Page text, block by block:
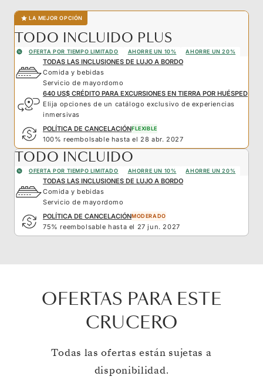
LA MEJOR OPCIÓN
TODO INCLUIDO PLUS
OFERTA POR TIEMPO LIMITADO AHORRE UN 10% AHORRE UN 20%
TODAS LAS INCLUSIONES DE LUJO A BORDO
Comida y bebidas
Servicio de mayordomo
640 US$ CRÉDITO PARA EXCURSIONES EN TIERRA POR HUÉSPED
Elija opciones de un catálogo exclusivo de experiencias
inmersivas
POLÍTICA DE CANCELACIÓNFLEXIBLE
100% reembolsable hasta el 28 abr. 2027
TODO INCLUIDO
OFERTA POR TIEMPO LIMITADO AHORRE UN 10% AHORRE UN 20%
TODAS LAS INCLUSIONES DE LUJO A BORDO
Comida y bebidas
Servicio de mayordomo
POLÍTICA DE CANCELACIÓNMODERADO
75% reembolsable hasta el 27 jun. 2027
OFERTAS PARA ESTE
CRUCERO
Todas las ofertas están sujetas a
disponibilidad.